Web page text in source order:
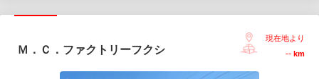
Ｍ．Ｃ．ファクトリーフクシ
現在地より
-- km